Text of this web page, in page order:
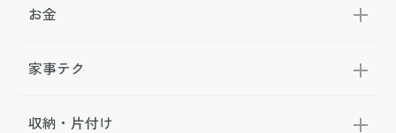
お金
家事テク
収納・片付け